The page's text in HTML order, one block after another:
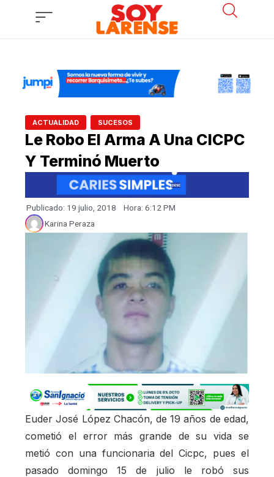
ACTUALIDAD SUCESOS
Le Robo El Arma A Una CICPC
Y Terminó Muerto
Publicado: 19 julio, 2018 Hora: 6:12 PM
Karina Peraza
Euder José López Chacón, de 19 años de edad,
cometió el error más grande de su vida se
metió con una funcionaria del Cicpc, pues el
pasado domingo 15 de julio le robó sus